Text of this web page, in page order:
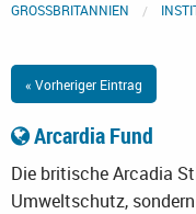
GROSSBRITANNIEN
« Vorheriger Eintrag
Arcardia Fund
Die britische Arcadia
Umweltschutz,